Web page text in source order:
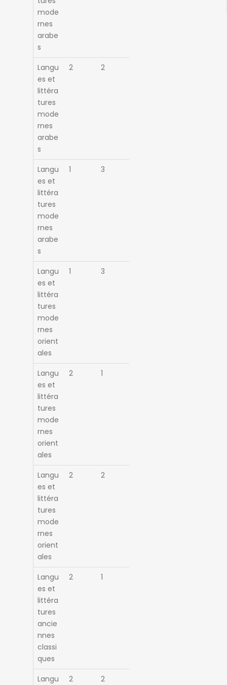
mode
rnes
arabe
s
Langu
es et
littéra
tures
mode
rnes
arabe
s
2 2
Langu
es et
littéra
tures
mode
rnes
arabe
s
1 3
Langu
es et
littéra
tures
mode
rnes
orient
ales
1 3
Langu
es et
littéra
tures
mode
rnes
orient
ales
2 1
Langu
es et
littéra
tures
mode
rnes
orient
ales
2 2
Langu
es et
littéra
tures
ancie
nnes
classi
ques
2 1
Langu
2 2